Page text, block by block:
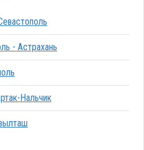
- Астрахань
Нальчик